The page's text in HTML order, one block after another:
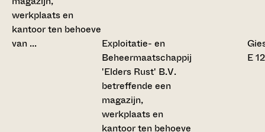
Exploitatie- en
Beheermaatschappij
'Elders Rust' B.V.
betreffende een
magazijn,
werkplaats en
kantoor ten behoeve
E